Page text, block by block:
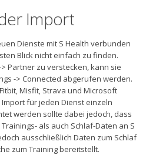
Import
Dienste mit S Health verbunden
Blick nicht einfach zu finden.
Partner zu verstecken, kann sie
-> Connected abgerufen werden.
Misfit, Strava und Microsoft
für jeden Dienst einzeln
werden sollte dabei jedoch, dass
als auch Schlaf-Daten an S
ausschließlich Daten zum Schlaf
zum Training bereitstellt.